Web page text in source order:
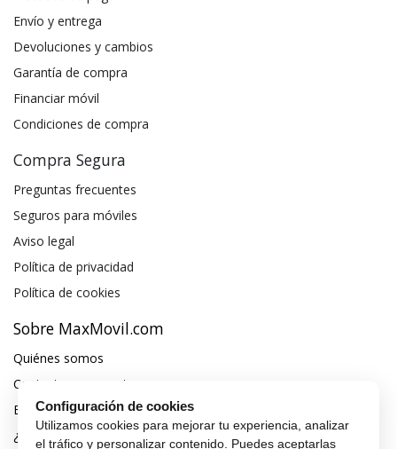
Envío y entrega
Devoluciones y cambios
Garantía de compra
Financiar móvil
Condiciones de compra
Compra Segura
Preguntas frecuentes
Seguros para móviles
Aviso legal
Política de privacidad
Política de cookies
Sobre MaxMovil.com
Quiénes somos
Contacta con nosotros
Blog
¿Quieres ser distribuidor?
Configuración de cookies
Utilizamos cookies para mejorar tu experiencia, analizar
el tráfico y personalizar contenido. Puedes aceptarlas